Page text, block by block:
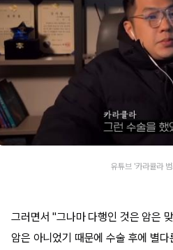
유튜브 '카라큘라
그러면서 "그나마 다행인 것은 암은
암은 아니었기 때문에 수술 후에 별